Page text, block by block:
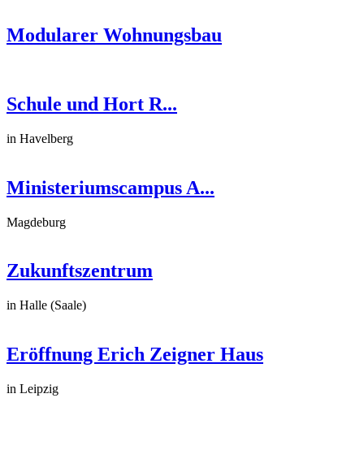
Modularer Wohnungsbau
Schule und Hort R...
in Havelberg
Ministeriumscampus A...
Magdeburg
Zukunftszentrum
in Halle (Saale)
Eröffnung Erich Zeigner Haus
in Leipzig